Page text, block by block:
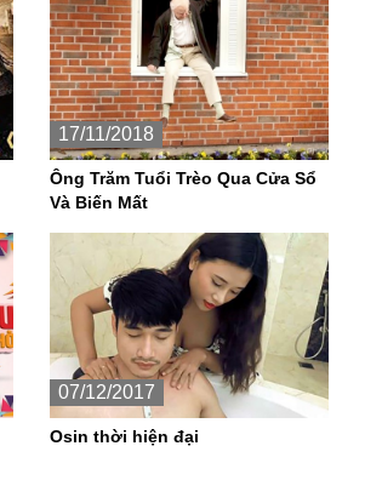
17/11/2018
Ông Trăm Tuổi Trèo Qua Cửa Sổ
Và Biến Mất
07/12/2017
Osin thời hiện đại